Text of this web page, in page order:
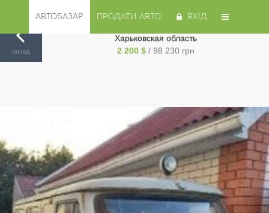
АВТОБАЗАР ПРОДАТИ АВТО ВХІД
Харьков/УАЗ/3962/
назад
Харьковская область
2 200 $ / 98 230 грн